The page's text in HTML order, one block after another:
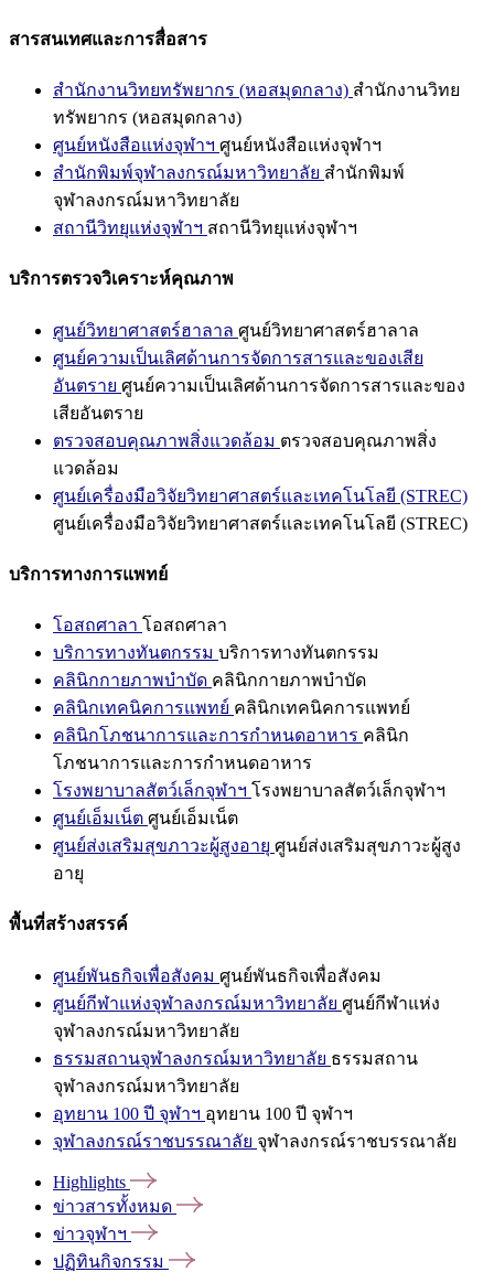
สารสนเทศและการสื่อสาร
สำนักงานวิทยทรัพยากร (หอสมุดกลาง) สำนักงานวิทย
ทรัพยากร (หอสมุดกลาง)
ศูนย์หนังสือแห่งจุฬาฯ ศูนย์หนังสือแห่งจุฬาฯ
สำนักพิมพ์จุฬาลงกรณ์มหาวิทยาลัย สำนักพิมพ์
จุฬาลงกรณ์มหาวิทยาลัย
สถานีวิทยุแห่งจุฬาฯ สถานีวิทยุแห่งจุฬาฯ
บริการตรวจวิเคราะห์คุณภาพ
ศูนย์วิทยาศาสตร์ฮาลาล ศูนย์วิทยาศาสตร์ฮาลาล
ศูนย์ความเป็นเลิศด้านการจัดการสารและของเสีย
อันตราย ศูนย์ความเป็นเลิศด้านการจัดการสารและของ
เสียอันตราย
ตรวจสอบคุณภาพสิ่งแวดล้อม ตรวจสอบคุณภาพสิ่ง
แวดล้อม
ศูนย์เครื่องมือวิจัยวิทยาศาสตร์และเทคโนโลยี (STREC)
ศูนย์เครื่องมือวิจัยวิทยาศาสตร์และเทคโนโลยี (STREC)
บริการทางการแพทย์
โอสถศาลา โอสถศาลา
บริการทางทันตกรรม บริการทางทันตกรรม
คลินิกกายภาพบำบัด คลินิกกายภาพบำบัด
คลินิกเทคนิคการแพทย์ คลินิกเทคนิคการแพทย์
คลินิกโภชนาการและการกำหนดอาหาร คลินิก
โภชนาการและการกำหนดอาหาร
โรงพยาบาลสัตว์เล็กจุฬาฯ โรงพยาบาลสัตว์เล็กจุฬาฯ
ศูนย์เอ็มเน็ต ศูนย์เอ็มเน็ต
ศูนย์ส่งเสริมสุขภาวะผู้สูงอายุ ศูนย์ส่งเสริมสุขภาวะผู้สูง
อายุ
พื้นที่สร้างสรรค์
ศูนย์พันธกิจเพื่อสังคม ศูนย์พันธกิจเพื่อสังคม
ศูนย์กีฬาแห่งจุฬาลงกรณ์มหาวิทยาลัย ศูนย์กีฬาแห่ง
จุฬาลงกรณ์มหาวิทยาลัย
ธรรมสถานจุฬาลงกรณ์มหาวิทยาลัย ธรรมสถาน
จุฬาลงกรณ์มหาวิทยาลัย
อุทยาน 100 ปี จุฬาฯ อุทยาน 100 ปี จุฬาฯ
จุฬาลงกรณ์ราชบรรณาลัย จุฬาลงกรณ์ราชบรรณาลัย
Highlights
ข่าวสารทั้งหมด
ข่าวจุฬาฯ
ปฏิทินกิจกรรม